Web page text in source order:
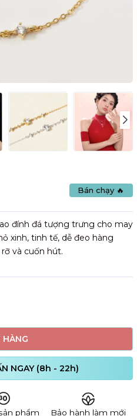
Bán chạy 🔥
đính đá tượng trưng cho may
xinh, tinh tế, dễ đeo hàng
và cuốn hút.
HÀNG
NGAY (8h - 22h)
phẩm
Bảo hành làm mới